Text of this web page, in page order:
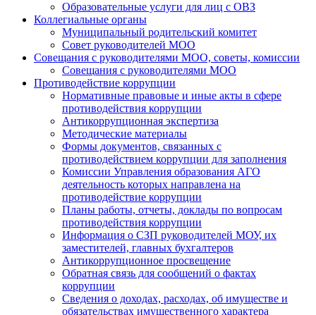
Образовательные услуги для лиц с ОВЗ
Коллегиальные органы
Муниципальный родительский комитет
Совет руководителей МОО
Совещания с руководителями МОО, советы, комиссии
Совещания с руководителями МОО
Противодействие коррупции
Нормативные правовые и иные акты в сфере
противодействия коррупции
Антикоррупционная экспертиза
Методические материалы
Формы документов, связанных с
противодействием коррупции для заполнения
Комиссии Управления образования АГО
деятельность которых направлена на
противодействие коррупции
Планы работы, отчеты, доклады по вопросам
противодействия коррупции
Информация о СЗП руководителей МОУ, их
заместителей, главных бухгалтеров
Антикоррупционное просвещение
Обратная связь для сообщений о фактах
коррупции
Сведения о доходах, расходах, об имуществе и
обязательствах имущественного характера